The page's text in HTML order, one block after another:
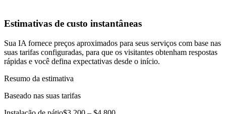
Estimativas de custo instantâneas
Sua IA fornece preços aproximados para seus serviços com base nas
suas tarifas configuradas, para que os visitantes obtenham respostas
rápidas e você defina expectativas desde o início.
Resumo da estimativa
Baseado nas suas tarifas